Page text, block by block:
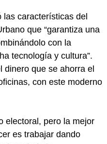
las características del
que “garantiza una
con la
tecnología y cultura”.
dinero que se ahorra el
con este moderno
electoral, pero la mejor
es trabajar dando